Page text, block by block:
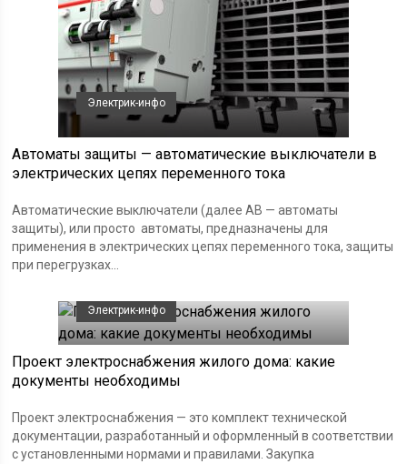
Электрик-инфо
Автоматы защиты — автоматические выключатели в
электрических цепях переменного тока
Автоматические выключатели (далее АВ — автоматы
защиты), или просто автоматы, предназначены для
применения в электрических цепях переменного тока, защиты
при перегрузках...
Электрик-инфо
Проект электроснабжения жилого дома: какие
документы необходимы
Проект электроснабжения — это комплект технической
документации, разработанный и оформленный в соответствии
с установленными нормами и правилами. Закупка